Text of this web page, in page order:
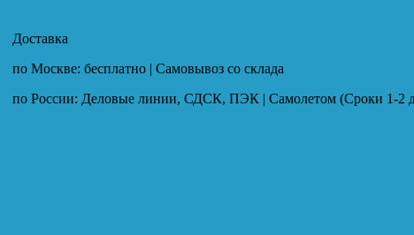
Доставка
по Москве: бесплатно | Самовывоз со склада
по России: Деловые линии, СДСК, ПЭК | Самолетом (Сроки 1-2